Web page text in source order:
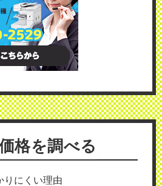
格を調べる
りにくい理由